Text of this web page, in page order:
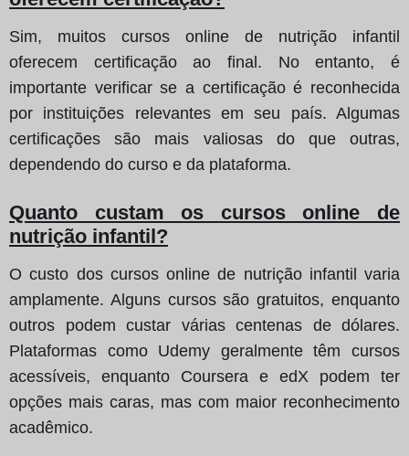
Sim, muitos cursos online de nutrição infantil
oferecem certificação ao final. No entanto, é
importante verificar se a certificação é reconhecida
por instituições relevantes em seu país. Algumas
certificações são mais valiosas do que outras,
dependendo do curso e da plataforma.
Quanto custam os cursos online de
nutrição infantil?
O custo dos cursos online de nutrição infantil varia
amplamente. Alguns cursos são gratuitos, enquanto
outros podem custar várias centenas de dólares.
Plataformas como Udemy geralmente têm cursos
acessíveis, enquanto Coursera e edX podem ter
opções mais caras, mas com maior reconhecimento
acadêmico.